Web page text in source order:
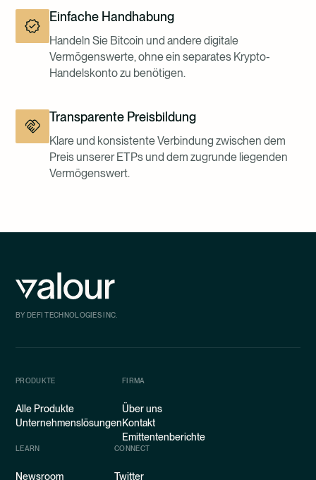
Einfache Handhabung
Handeln Sie Bitcoin und andere digitale
Vermögenswerte, ohne ein separates Krypto-
Handelskonto zu benötigen.
Transparente Preisbildung
Klare und konsistente Verbindung zwischen dem
Preis unserer ETPs und dem zugrunde liegenden
Vermögenswert.
BY DEFI TECHNOLOGIES INC.
PRODUKTE
Alle Produkte
Unternehmenslösungen
FIRMA
Über uns
Kontakt
Emittentenberichte
LEARN
Newsroom
CONNECT
Twitter